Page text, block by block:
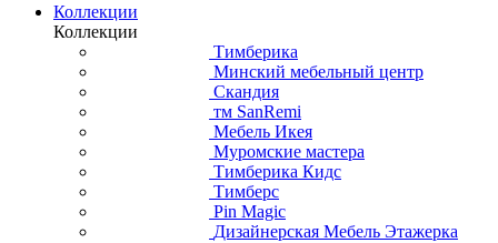
Коллекции
Коллекции
Тимберика
Минский мебельный центр
Скандия
тм SanRemi
Мебель Икея
Муромские мастера
Тимберика Кидс
Тимберс
Pin Magic
Дизайнерская Мебель Этажерка